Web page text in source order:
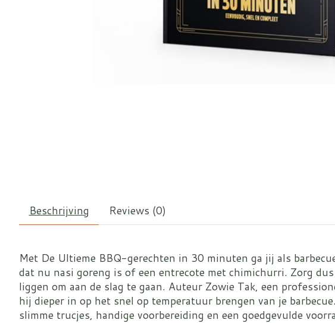
Beschrijving Reviews (0)
Met De Ultieme BBQ-gerechten in 30 minuten ga jij als
dat nu nasi goreng is of een entrecote met chimichurri. Zorg
liggen om aan de slag te gaan. Auteur Zowie Tak, een
hij dieper in op het snel op temperatuur brengen van je
slimme trucjes, handige voorbereiding en een goedgevulde